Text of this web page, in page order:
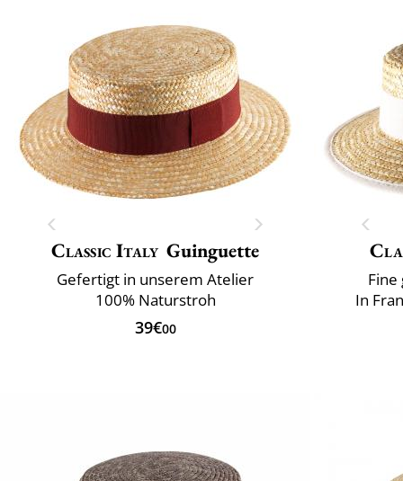
Classic Italy Guinguette
Gefertigt in unserem Atelier
100% Naturstroh
39€00
In